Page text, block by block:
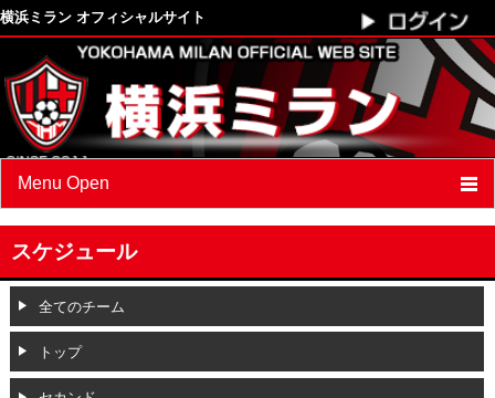
横浜ミラン オフィシャルサイト
Menu Open
最新情報
クラブプロフィール
スケジュール
選手/スタッフ紹介
スケジュール
全てのチーム
トップ